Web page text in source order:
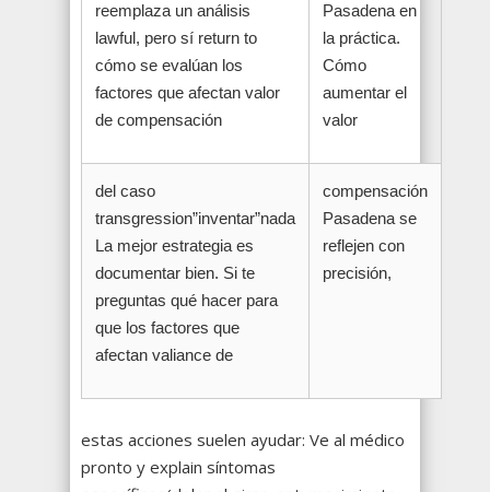
reemplaza un análisis
lawful, pero sí return to
cómo se evalúan los
factores que afectan valor
de compensación
Pasadena en
la práctica.
Cómo
aumentar el
valor
del caso
transgression”inventar”nada
La mejor estrategia es
documentar bien. Si te
preguntas qué hacer para
que los factores que
afectan valiance de
compensación
Pasadena se
reflejen con
precisión,
estas acciones suelen ayudar: Ve al médico
pronto y explain síntomas